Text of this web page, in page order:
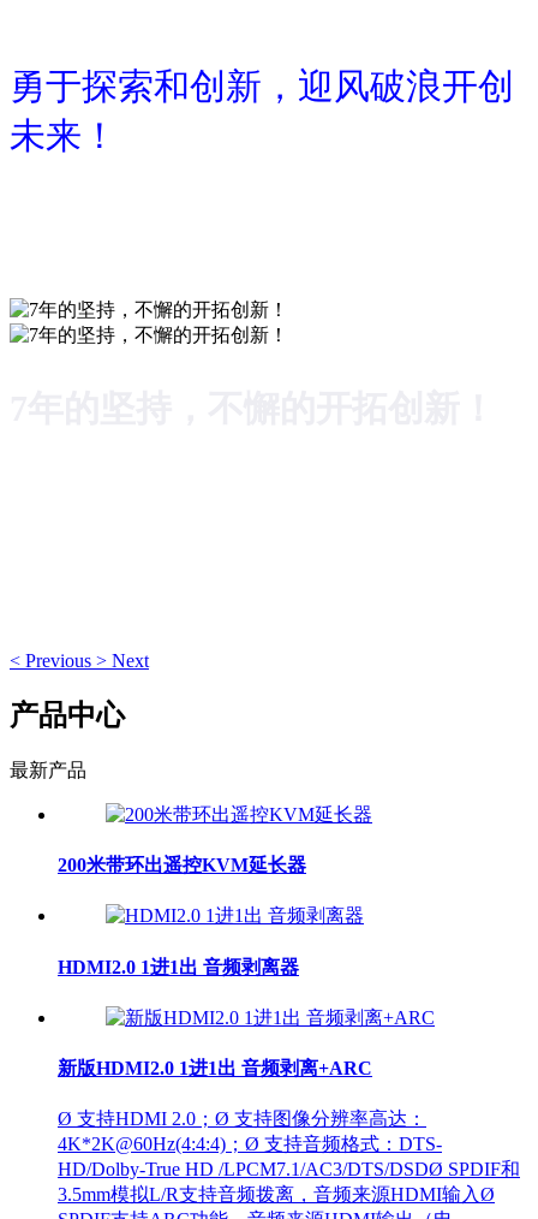
勇于探索和创新，迎风破浪开创
未来！
< Previous > Next
产品中心
最新产品
200米带环出遥控KVM延长器
HDMI2.0 1进1出 音频剥离器
新版HDMI2.0 1进1出 音频剥离+ARC
Ø 支持HDMI 2.0；Ø 支持图像分辨率高达：
4K*2K@60Hz(4:4:4)；Ø 支持音频格式：DTS-
HD/Dolby-True HD /LPCM7.1/AC3/DTS/DSDØ SPDIF和
3.5mm模拟L/R支持音频拨离，音频来源HDMI输入Ø